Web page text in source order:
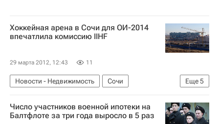
Хоккейная арена в Сочи для ОИ-2014
впечатлила комиссию IIHF
29 марта 2012, 12:43 11
Еще5
Новости - Недвижимость
Сочи
Инфраструктура
Строительство
Подготовка к Олимпиаде 2014
Число участников военной ипотеки на
Балтфлоте за три года выросло в 5 раз